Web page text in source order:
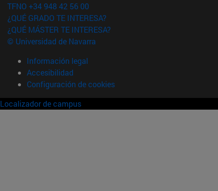
TFNO +34 948 42 56 00
¿QUÉ GRADO TE INTERESA?
¿QUÉ MÁSTER TE INTERESA?
© Universidad de Navarra
Información legal
Accesibilidad
Configuración de cookies
Localizador de campus